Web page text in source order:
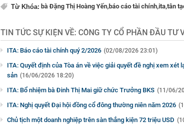
Từ Khóa: bà Đặng Thị Hoàng Yến,báo cáo tài chính,ita,tân
TIN TỨC SỰ KIỆN VỀ: CÔNG TY CỔ PHẦN ĐẦU TƯ
ITA: Báo cáo tài chính quý 2/2026 (02/08/2026 23:01)
ITA: Quyết định của Tòa án về việc giải quyết đề nghị xem
sản (16/06/2026 18:20)
ITA: Bổ nhiệm bà Đinh Thị Mai giữ chức Trưởng BKS (11/06/
ITA: Nghị quyết Đại hội đồng cổ đông thường niên năm 2026
Chủ tịch một doanh nghiệp trên sàn thắng kiện 72 triệu USD